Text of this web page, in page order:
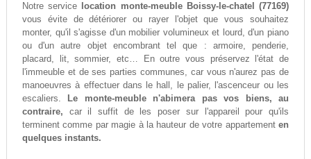
Notre service
location monte-meuble Boissy-le-chatel (77169)
vous évite de détériorer ou rayer l'objet que vous souhaitez
monter, qu'il s'agisse d'un mobilier volumineux et lourd, d'un piano
ou d'un autre objet encombrant tel que : armoire, penderie,
placard, lit, sommier, etc… En outre vous préservez l'état de
l'immeuble et de ses parties communes, car vous n'aurez pas de
manoeuvres à effectuer dans le hall, le palier, l'ascenceur ou les
escaliers.
Le monte-meuble n'abimera pas vos biens, au
contraire, car il suffit de les poser sur l'appareil pour qu'ils
terminent comme par magie à la hauteur de votre appartementen
quelques instants.